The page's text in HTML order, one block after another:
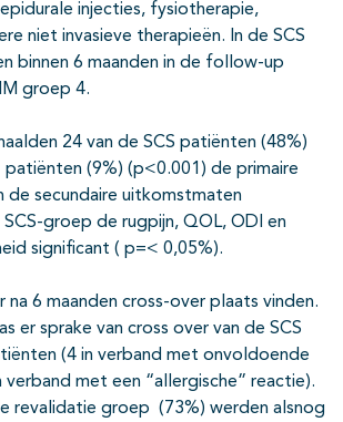
injecties, fysiotherapie,
niet invasieve therapieën. In de SCS
binnen 6 maanden in de follow-up
groep 4.
24 van de SCS patiënten (48%)
(9%) (p<0.001) de primaire
de secundaire uitkomstmaten
groep de rugpijn, QOL, ODI en
significant ( p=< 0,05%).
na 6 maanden cross-over plaats vinden.
er sprake van cross over van de SCS
(4 in verband met onvoldoende
verband met een “allergische” reactie).
revalidatie groep (73%) werden alsnog